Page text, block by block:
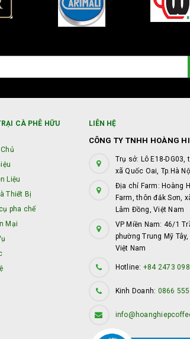
CÀ PHÊ HỮU
Liệu
Thiết Bị
pha chế
Mại
LIÊN HỆ
CÔNG TY TNHH HOÀNG
Trụ sở: Lô E18-DG03,
xã Quốc Oai, Tp.Hà
Địa chỉ Farm: Hoàng
Farm, thôn đắk Sơn,
Lâm Đồng, Việt Nam
VP Miền Nam: 46/1
phường Trung Mỹ
Việt Nam
Hotline: +84 2473
Kinh Doanh: 0866